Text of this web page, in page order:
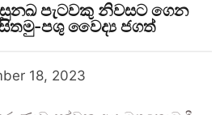
පැටවකු නිවසට ගෙන
පශු වෛද්‍ය ජගත්
18, 2023